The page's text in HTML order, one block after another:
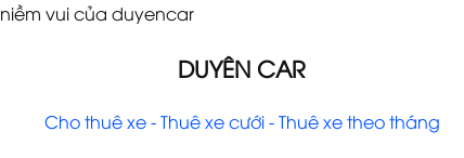
niềm vui của duyencar
DUYÊN CAR
Cho thuê xe - Thuê xe cưới - Thuê xe theo tháng